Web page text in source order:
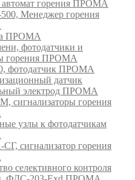
горения ПРОМА
Менеджер горения
ПРОМА
фотодатчики и
горения ПРОМА
фотодатчик ПРОМА
датчик
электрод ПРОМА
сигнализаторы горения
узлы к фотодатчикам
сигнализатор горения
селективного контроля